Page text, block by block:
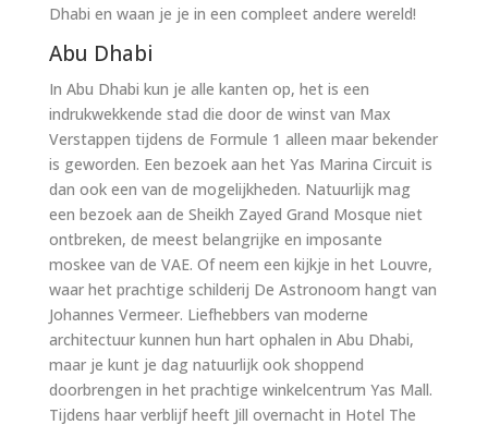
Dhabi en waan je je in een compleet andere wereld!
Abu Dhabi
In Abu Dhabi kun je alle kanten op, het is een
indrukwekkende stad die door de winst van Max
Verstappen tijdens de Formule 1 alleen maar bekender
is geworden. Een bezoek aan het Yas Marina Circuit is
dan ook een van de mogelijkheden. Natuurlijk mag
een bezoek aan de Sheikh Zayed Grand Mosque niet
ontbreken, de meest belangrijke en imposante
moskee van de VAE. Of neem een kijkje in het Louvre,
waar het prachtige schilderij De Astronoom hangt van
Johannes Vermeer. Liefhebbers van moderne
architectuur kunnen hun hart ophalen in Abu Dhabi,
maar je kunt je dag natuurlijk ook shoppend
doorbrengen in het prachtige winkelcentrum Yas Mall.
Tijdens haar verblijf heeft Jill overnacht in Hotel The